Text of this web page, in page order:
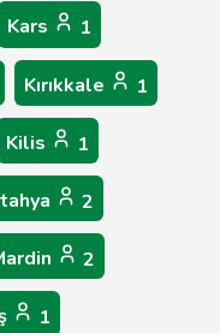
Kars 1
Kırıkkale 1
Kilis 1
2
2
1